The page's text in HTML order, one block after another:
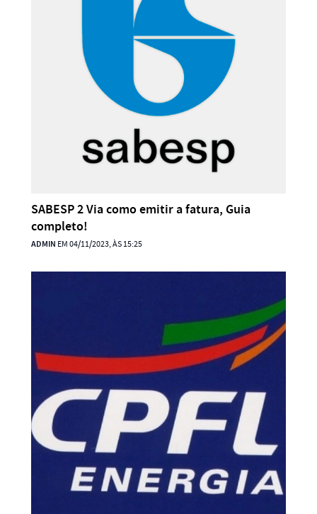
SABESP 2 Via como emitir a fatura, Guia
completo!
ADMIN EM 04/11/2023, ÀS 15:25